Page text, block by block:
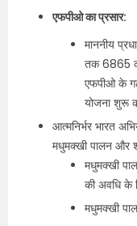
एफपीओ का प्रसार:
माननीय
तक 6865
एफपीओ के
योजना शुरू
आत्मनिर्भर भारत
मधुमक्खी पालन और
मधुमक्खी
की अवधि के
मधुमक्खी